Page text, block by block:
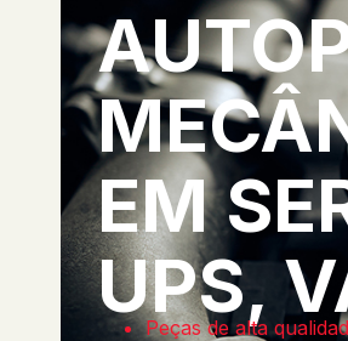
EM
UPS,
Peças de alta